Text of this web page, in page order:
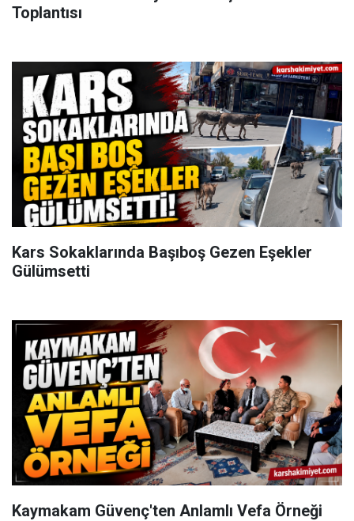
Toplantısı
Kars Sokaklarında Başıboş Gezen Eşekler
Gülümsetti
Kaymakam Güvenç'ten Anlamlı Vefa Örneği